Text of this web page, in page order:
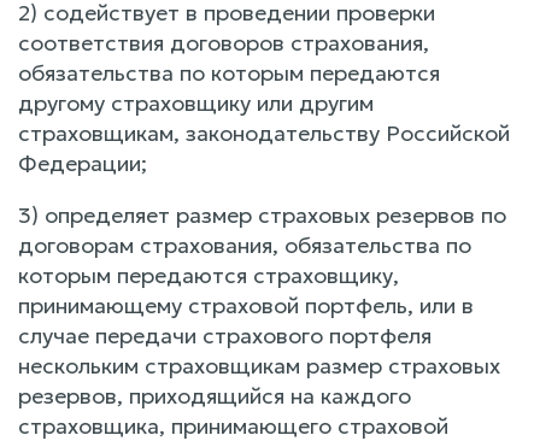
2) содействует в проведении проверки
соответствия договоров страхования,
обязательства по которым передаются
другому страховщику или другим
страховщикам, законодательству Российской
Федерации;
3) определяет размер страховых резервов по
договорам страхования, обязательства по
которым передаются страховщику,
принимающему страховой портфель, или в
случае передачи страхового портфеля
нескольким страховщикам размер страховых
резервов, приходящийся на каждого
страховщика, принимающего страховой